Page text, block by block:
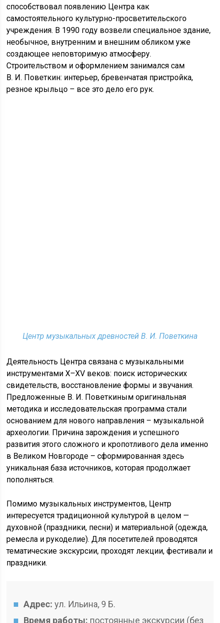
способствовал появлению Центра как
самостоятельного культурно-просветительского
учреждения. В 1990 году возвели специальное здание,
необычное, внутренним и внешним обликом уже
создающее неповторимую атмосферу.
Строительством и оформлением занимался сам
В. И. Поветкин: интерьер, бревенчатая пристройка,
резное крыльцо – все это дело его рук.
Центр музыкальных древностей В. И. Поветкина
Деятельность Центра связана с музыкальными
инструментами X–XV веков: поиск исторических
свидетельств, восстановление формы и звучания.
Предложенные В. И. Поветкиным оригинальная
методика и исследовательская программа стали
основанием для нового направления – музыкальной
археологии. Причина зарождения и успешного
развития этого сложного и кропотливого дела именно
в Великом Новгороде – сформированная здесь
уникальная база источников, которая продолжает
пополняться.
Помимо музыкальных инструментов, Центр
интересуется традиционной культурой в целом —
духовной (праздники, песни) и материальной (одежда,
ремесла и рукоделие). Для посетителей проводятся
тематические экскурсии, проходят лекции, фестивали и
праздники.
Адрес: ул. Ильина, 9 Б.
Время работы: постоянные экскурсии (без